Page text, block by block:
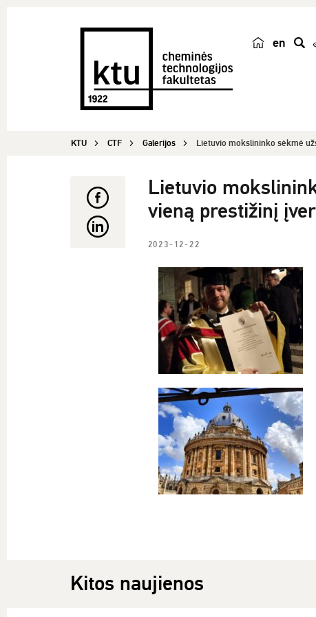
en
k
KTU CTF Galerijos Lietuvio mokslininko sėkmė
Lietuvio
vieną prestižinį
2023-12-22
Kitos naujienos